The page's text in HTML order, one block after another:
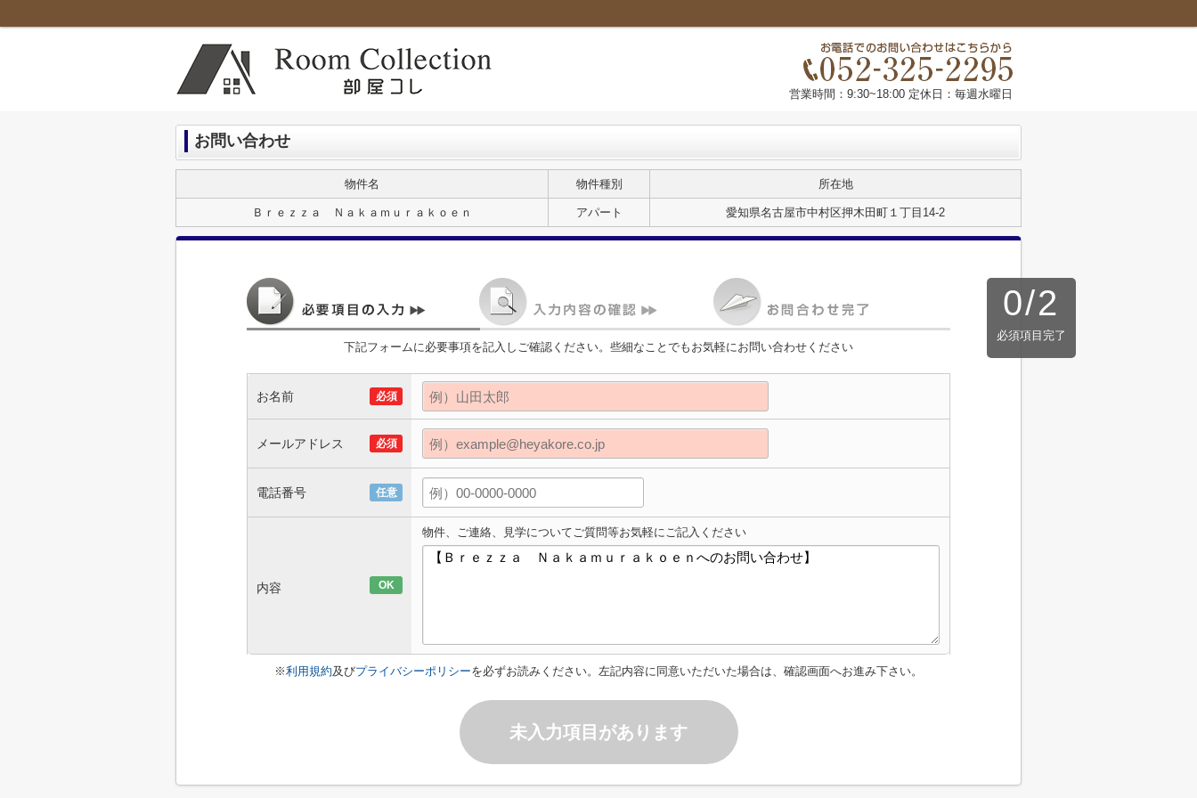
営業時間：9:30~18:00 定休日：毎週水曜日
お問い合わせ
物件名 物件種別 所在地
Ｂｒｅｚｚａ Ｎａｋａｍｕｒａｋｏｅｎ アパート 愛知県名古屋市中村区押木田町１丁目14-2
0/2
必須項目完了
下記フォームに必要事項を記入しご確認ください。些細なことでもお気軽にお問い合わせください
お名前 必須
メールアドレス 必須
電話番号 任意
内容 OK
物件、ご連絡、見学についてご質問等お気軽にご記入ください
※利用規約及びプライバシーポリシーを必ずお読みください。左記内容に同意いただいた場合は、確認画面へお進み下さい。
未入力項目があります